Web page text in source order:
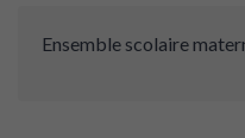
Ensemble scolaire